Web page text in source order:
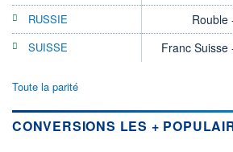
RUSSIE Rouble
SUISSE Franc Suisse
Toute la parité
CONVERSIONS LES +